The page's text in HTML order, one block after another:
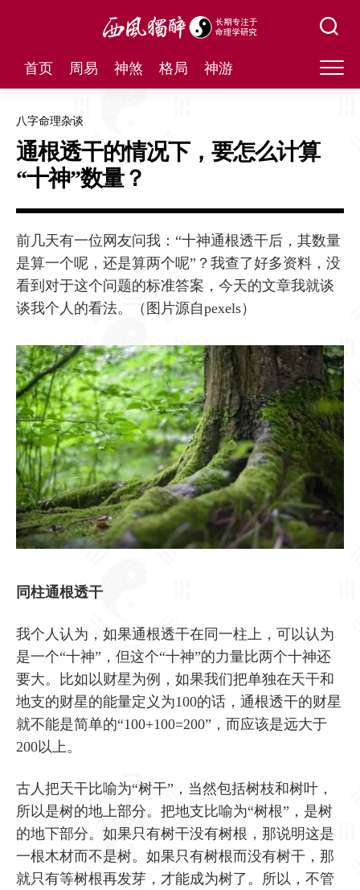
首页 周易 神煞 格局 神游
八字命理杂谈
通根透干的情况下，要怎么计算
“十神”数量？
前几天有一位网友问我：“十神通根透干后，其数量
是算一个呢，还是算两个呢”？我查了好多资料，没
看到对于这个问题的标准答案，今天的文章我就谈
谈我个人的看法。（图片源自pexels）
同柱通根透干
我个人认为，如果通根透干在同一柱上，可以认为
是一个“十神”，但这个“十神”的力量比两个十神还
要大。比如以财星为例，如果我们把单独在天干和
地支的财星的能量定义为100的话，通根透干的财星
就不能是简单的“100+100=200”，而应该是远大于
200以上。
古人把天干比喻为“树干”，当然包括树枝和树叶，
所以是树的地上部分。把地支比喻为“树根”，是树
的地下部分。如果只有树干没有树根，那说明这是
一根木材而不是树。如果只有树根而没有树干，那
就只有等树根再发芽，才能成为树了。所以，不管